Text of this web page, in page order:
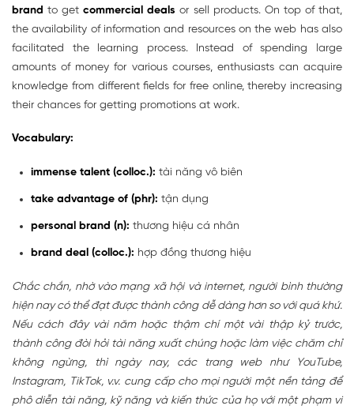
brand to getcommercial deals or sell products. On top of that,
the availability of information and resources on the web has also
facilitated the learning process. Instead of spending large
amounts of money for various courses, enthusiasts can acquire
knowledge from different fields for free online, thereby increasing
their chances for getting promotions at work.
Vocabulary:
immense talent (colloc.): tài năng vô biên
take advantage of (phr): tận dụng
personal brand (n): thương hiệu cá nhân
brand deal (colloc.): hợp đồng thương hiệu
Chắc chắn, nhờ vào mạng xã hội và internet, người bình thường
hiện nay có thể đạt được thành công dễ dàng hơn so với quá khứ.
Nếu cách đây vài năm hoặc thậm chí một vài thập kỷ trước,
thành công đòi hỏi tài năng xuất chúng hoặc làm việc chăm chỉ
không ngừng, thì ngày nay, các trang web như YouTube,
Instagram, TikTok, v.v. cung cấp cho mọi người một nền tảng để
phô diễn tài năng, kỹ năng và kiến thức của họ với một phạm vi